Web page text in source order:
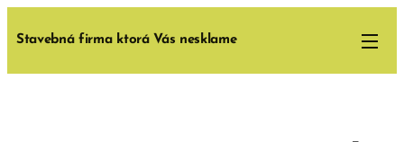
Stavebná firma ktorá Vás nesklame